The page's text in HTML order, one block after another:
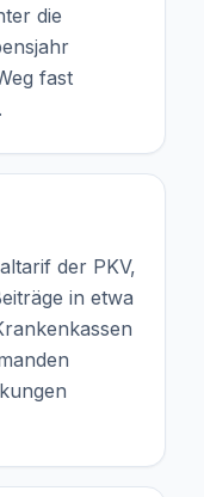
die
fast
der PKV,
in etwa